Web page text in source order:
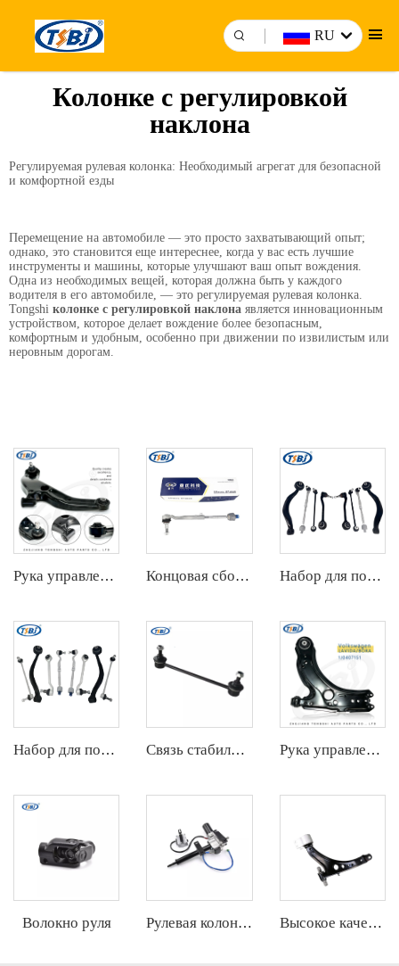
RU
Колонке с регулировкой
наклона
Регулируемая рулевая колонка: Необходимый агрегат для безопасной
и комфортной езды
Перемещение на автомобиле — это просто захватывающий опыт;
однако, это становится еще интереснее, когда у вас есть лучшие
инструменты и машины, которые улучшают ваш опыт вождения.
Одна из необходимых вещей, которая должна быть у каждого
водителя в его автомобиле, — это регулируемая рулевая колонка.
Tongshi колонке с регулировкой наклона является инновационным
устройством, которое делает вождение более безопасным,
комфортным и удобным, особенно при движении по извилистым или
неровным дорогам.
Рука управления Концовая сборка штанги Набор для подвески
Набор для подвески Связь стабилизатора Рука управления
Волокно руля Рулевая колонна Высокое качество оптового производителя передней нижней控制руки для Chevrolet Malibu OE 23421068 23421069